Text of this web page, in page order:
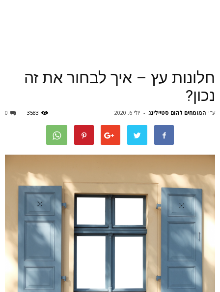
חלונות עץ – איך לבחור את זה
נכון?
ע"י המומחים להום סטיילינג - יולי 6, 2020 0 3583